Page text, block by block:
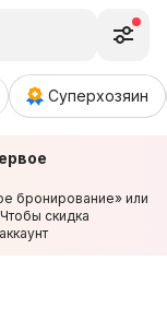
Суперхозяин
бронирование» или
скидка